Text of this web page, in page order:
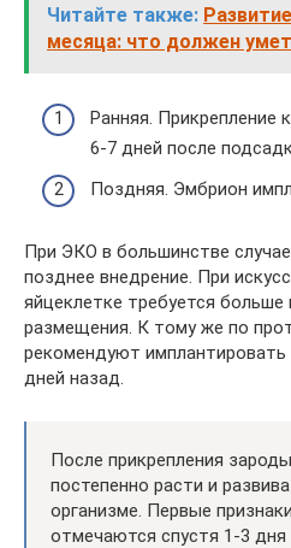
Читайте также:
месяца: что должен
Ранняя. Прикрепление
6-7 дней после
Поздняя. Эмбрион
При ЭКО в большинстве
позднее внедрение. При
яйцеклетке требуется
размещения. К тому же по
рекомендуют
дней назад.
После прикрепления
постепенно расти и
организме. Первые
отмечаются спустя 1-3 дня